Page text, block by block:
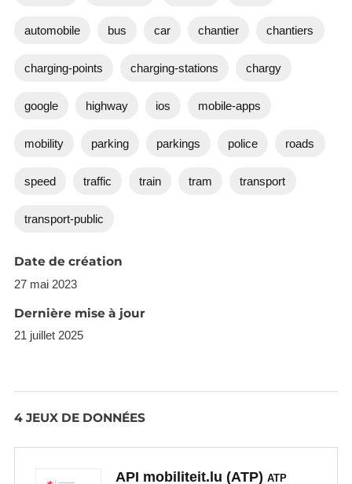
automobile bus car chantier chantiers
charging-points charging-stations chargy
google highway ios mobile-apps
mobility parking parkings police roads
speed traffic train tram transport
transport-public
Date de création
27 mai 2023
Dernière mise à jour
21 juillet 2025
4 JEUX DE DONNÉES
API mobiliteit.lu (ATP) ATP